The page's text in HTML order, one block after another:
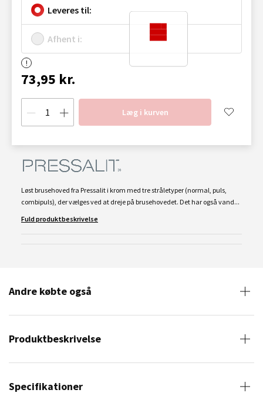
Leveres til:
Afhent i:
73,95 kr.
Læg i kurven
Løst brusehoved fra Pressalit i krom med tre stråletyper (normal, puls,
combipuls), der vælges ved at dreje på brusehovedet. Det har også vand...
Fuld produktbeskrivelse
Andre købte også
Produktbeskrivelse
Specifikationer